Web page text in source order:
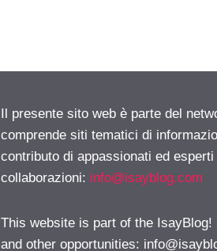
Il presente sito web è parte del
comprende siti tematici di
contributo di appassionati ed
collaborazioni: info@isayblog.com
This website is part of the
and other opportunities: